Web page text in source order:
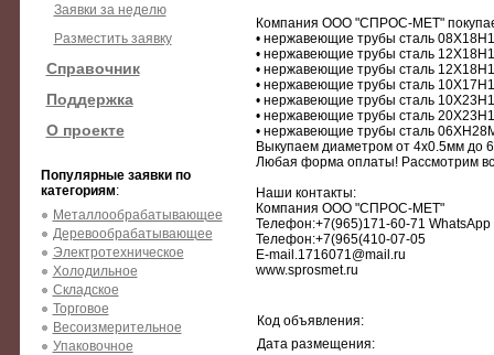
Заявки за неделю
Разместить заявку
Справочник
Поддержка
О проекте
Популярные заявки по
категориям:
Металлообрабатывающее
Деревообрабатывающее
Электротехническое
Холодильное
Складское
Торговое
Весоизмерительное
Упаковочное
Компания ООО "СПРОС-МЕТ"
• нержавеющие трубы сталь
• нержавеющие трубы сталь
• нержавеющие трубы сталь
• нержавеющие трубы сталь
• нержавеющие трубы сталь
• нержавеющие трубы сталь
• нержавеющие трубы сталь
Выкупаем диаметром от 4х0.5мм до
Любая форма оплаты! Рассмотрим
Наши контакты:
Компания ООО "СПРОС-МЕТ"
Телефон:+7(965)171-60-71 WhatsApp
Телефон:+7(965(410-07-05
E-mail.1716071@mail.ru
www.sprosmet.ru
Код объявления:
Дата размещения: